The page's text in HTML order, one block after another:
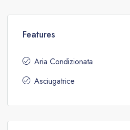
Features
Aria Condizionata
Asciugatrice